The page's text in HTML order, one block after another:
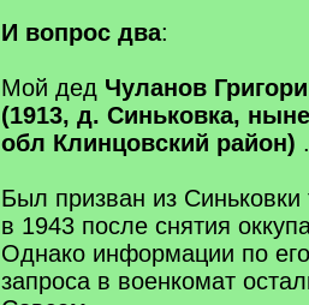
И вопрос два:
Мой дед Чуланов
(1913, д. Синьковка,
обл Клинцовский район) .
Был призван из
в 1943 после снятия
Однако информации по
запроса в военкомат